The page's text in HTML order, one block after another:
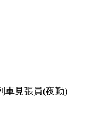
車見張員(夜勤)